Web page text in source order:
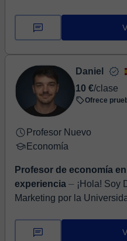
puedo explicar te...
Daniel
10 €/clase
Ofrece
Profesor Nuevo
Economía
Profesor de economía
experiencia ⏤ ¡Hola! Soy Daniel López, graduado en
Marketing por la
depar...